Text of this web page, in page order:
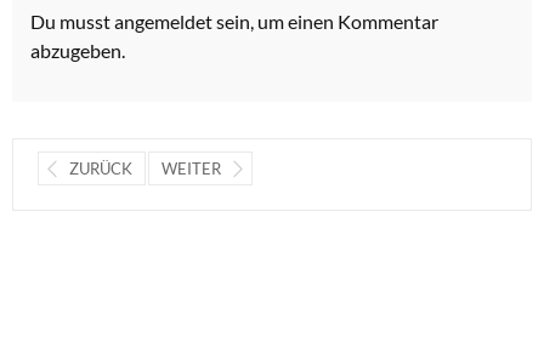
Du musstangemeldetsein, um einen Kommentar
abzugeben.
ZURÜCK WEITER